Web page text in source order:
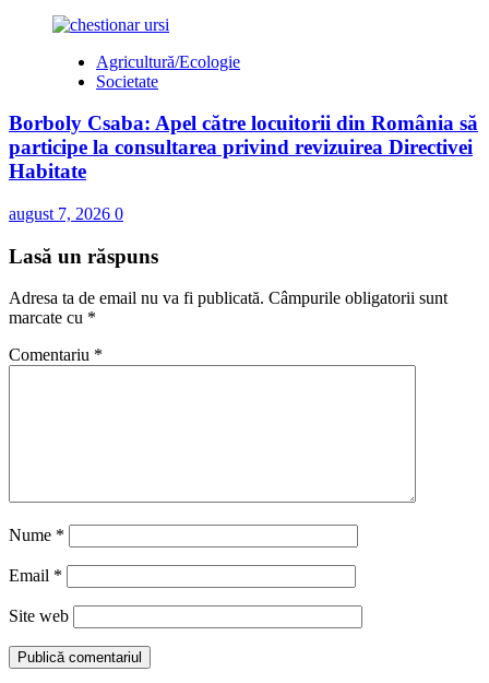
Agricultură/Ecologie
Societate
Borboly Csaba: Apel către locuitorii din România să
participe la consultarea privind revizuirea Directivei
Habitate
august 7, 2026 0
Lasă un răspuns
Adresa ta de email nu va fi publicată. Câmpurile obligatorii sunt
marcate cu *
Comentariu *
Nume *
Email *
Site web